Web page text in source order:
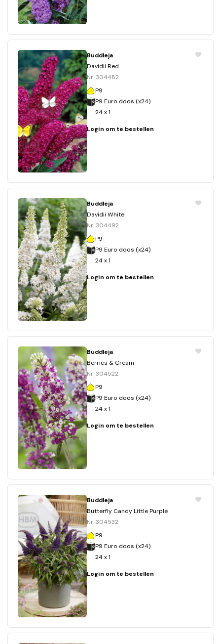
Buddleja
Davidii Red
Nr. 304482
P9
P9 Euro doos (x24)
24 x 1
Login om te bestellen
Buddleja
Davidii White
Nr. 304492
P9
P9 Euro doos (x24)
24 x 1
Login om te bestellen
Buddleja
Berries & Cream
Nr. 304522
P9
P9 Euro doos (x24)
24 x 1
Login om te bestellen
Buddleja
Butterfly Candy Little Purple
Nr. 304532
P9
P9 Euro doos (x24)
24 x 1
Login om te bestellen